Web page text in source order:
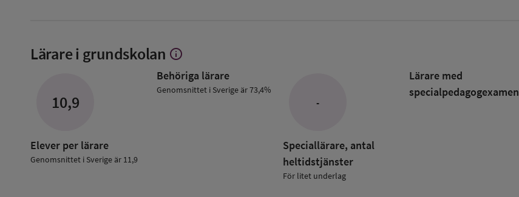
Lärare i grundskolan Visa
om
Lärare
info
10,9
Elever per lärare
Genomsnittet i Sverige är 11,9
Behöriga lärare
Genomsnittet i Sverige är 73,4%
-
Speciallärare, antal
heltidstjänster
För litet underlag
Lärare med
specialpedagog­examen